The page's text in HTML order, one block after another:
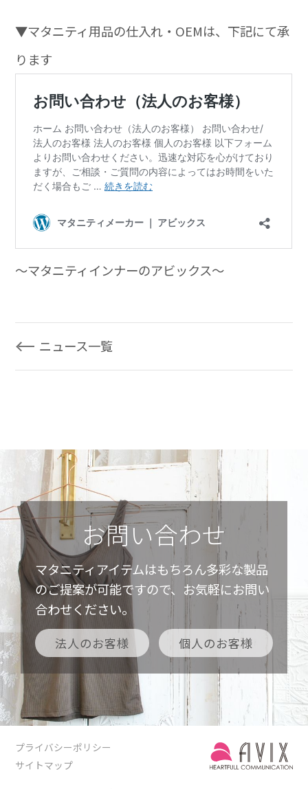
▼マタニティ用品の仕入れ・OEMは、下記にて承
ります
～マタニティインナーのアビックス～
ニュース一覧
お問い合わせ
マタニティアイテムはもちろん多彩な製品
のご提案が可能ですので、お気軽にお問い
合わせください。
法人のお客様 個人のお客様
プライバシーポリシー
サイトマップ